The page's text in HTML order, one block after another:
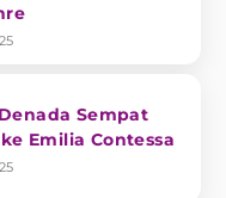
Sempat
Emilia Contessa